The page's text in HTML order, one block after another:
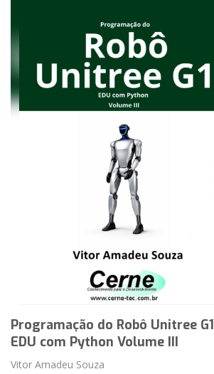
Programação do Robô Unitree G1
EDU com Python Volume III
Vitor Amadeu Souza